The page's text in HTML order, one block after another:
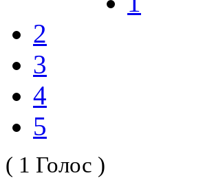
2
3
4
5
( 1 Голос )